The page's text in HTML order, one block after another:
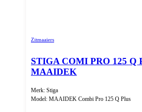
Zitmaaiers
STIGA COMI PRO 125 Q
MAAIDEK
Merk: Stiga
Model: MAAIDEK Combi Pro 125 Q Plus